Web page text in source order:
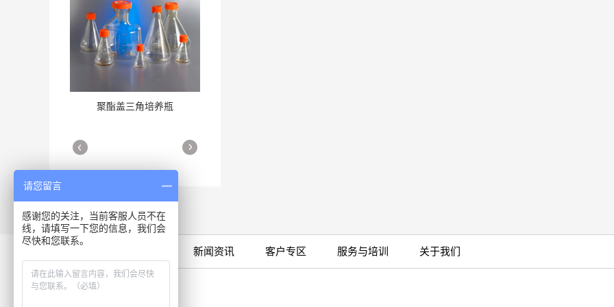
聚酯盖三角培养瓶
More
新闻资讯 客户专区 服务与培训 关于我们
咨询专线
请您留言
感谢您的关注，当前客服人员不在
线，请填写一下您的信息，我们会
尽快和您联系。